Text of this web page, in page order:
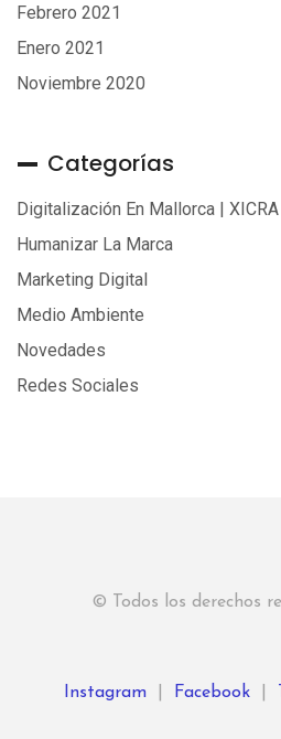
Febrero 2021
Enero 2021
Noviembre 2020
Categorías
Digitalización En Mallorca | XICRA
Humanizar La Marca
Marketing Digital
Medio Ambiente
Novedades
Redes Sociales
© Todos los derechos
Instagram Facebook